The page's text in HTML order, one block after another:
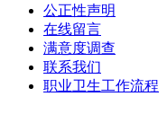
公正性声明
在线留言
满意度调查
联系我们
职业卫生工作流程